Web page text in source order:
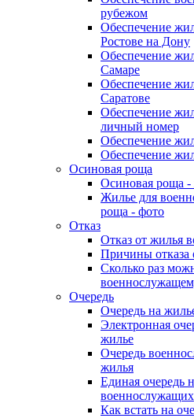
рубежом
Обеспечение
Ростове на Дону
Обеспечение
Самаре
Обеспечение
Саратове
Обеспечение
личный номер
Обеспечение
Обеспечение
Осиновая роща
Осиновая роща
Жилье для
роща - фото
Отказ
Отказ от жилья
Причины отказа
Сколько раз
Очередь
Очередь на
Электронная
жилье
Очередь
жилья
Единая очередь
военнослужащих
Как встать на